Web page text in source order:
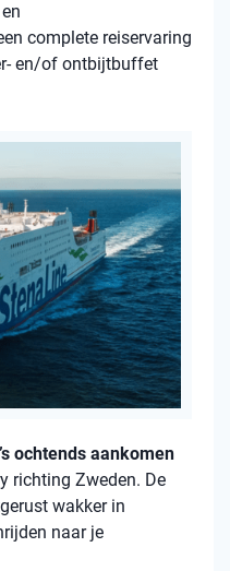
complete reiservaring
en/of ontbijtbuffet
ochtends aankomen
richting Zweden. De
wakker in
naar je